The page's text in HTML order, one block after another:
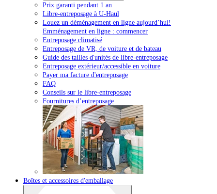
Prix garanti pendant 1 an
Libre-entreposage à U-Haul
Louez un déménagement en ligne aujourd’hui!
Emménagement en ligne : commencer
Entreposage climatisé
Entreposage de VR, de voiture et de bateau
Guide des tailles d'unités de libre-entreposage
Entreposage extérieur/accessible en voiture
Payer ma facture d'entreposage
FAQ
Conseils sur le libre-entreposage
Fournitures d’entreposage
Boîtes et accessoires d'emballage